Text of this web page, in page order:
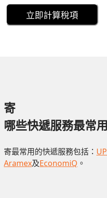
立即計算稅項
寄
哪些快遞服務最常
寄最常用的快遞服務包括：
Aramex及EconomiQ 。